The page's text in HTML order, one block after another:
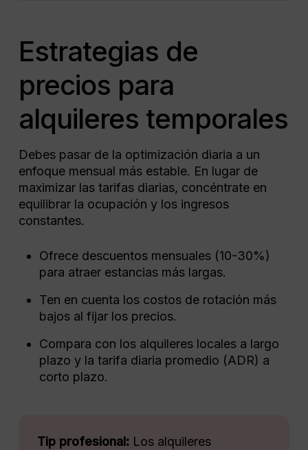
Estrategias de
precios para
alquileres temporales
Debes pasar de la optimización diaria a un
enfoque mensual más estable. En lugar de
maximizar las tarifas diarias, concéntrate en
equilibrar la ocupación y los ingresos
constantes.
Ofrece descuentos mensuales (10-30%)
para atraer estancias más largas.
Ten en cuenta los costos de rotación más
bajos al fijar los precios.
Compara con los alquileres locales a largo
plazo y la tarifa diaria promedio (ADR) a
corto plazo.
Tip profesional:Los alquileres